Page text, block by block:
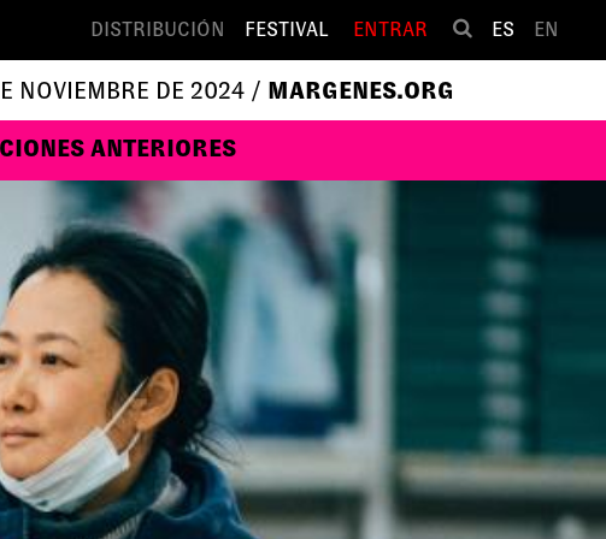
DISTRIBUCIÓN FESTIVAL ENTRAR ES EN
NOVIEMBRE DE 2024 / MARGENES.ORG
ANTERIORES